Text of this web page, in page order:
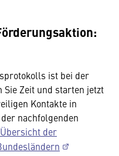
ist bei der
Zeit und starten jetzt
Kontakte in
nachfolgenden
der